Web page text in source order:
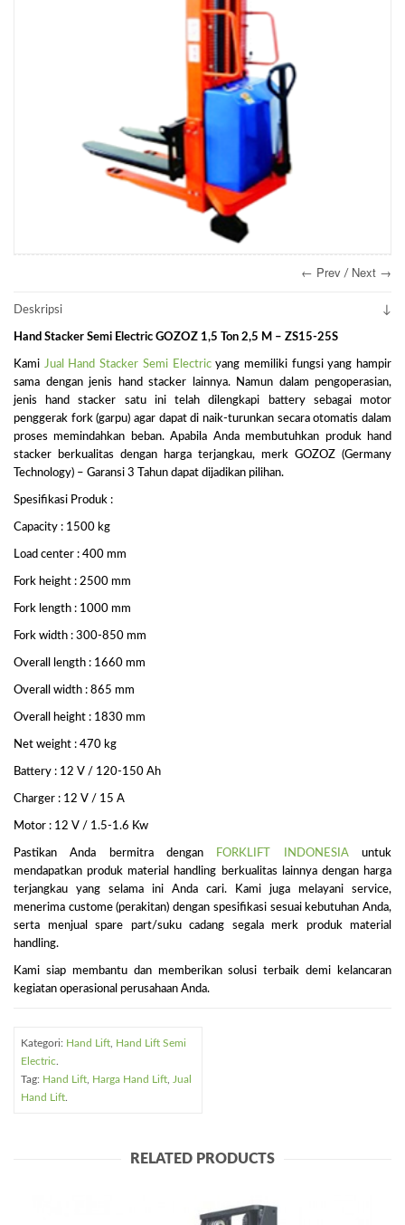
← Prev / Next →
Deskripsi
Hand Stacker Semi Electric GOZOZ 1,5 Ton 2,5 M – ZS15-25S
Kami Jual Hand Stacker Semi Electricyang memiliki fungsi yang hampir
sama dengan jenis hand stacker lainnya. Namun dalam pengoperasian,
jenis hand stacker satu ini telah dilengkapi battery sebagai motor
penggerak fork (garpu) agar dapat di naik-turunkan secara otomatis dalam
proses memindahkan beban. Apabila Anda membutuhkan produk hand
stacker berkualitas dengan harga terjangkau, merk GOZOZ (Germany
Technology) – Garansi 3 Tahun dapat dijadikan pilihan.
Spesifikasi Produk :
Capacity : 1500 kg
Load center : 400 mm
Fork height : 2500 mm
Fork length : 1000 mm
Fork width : 300-850 mm
Overall length : 1660 mm
Overall width : 865 mm
Overall height : 1830 mm
Net weight : 470 kg
Battery : 12 V / 120-150 Ah
Charger : 12 V / 15 A
Motor : 12 V / 1.5-1.6 Kw
Pastikan Anda bermitra dengan FORKLIFT INDONESIAuntuk
mendapatkan produk material handling berkualitas lainnya dengan harga
terjangkau yang selama ini Anda cari. Kami juga melayani service,
menerima custome (perakitan) dengan spesifikasi sesuai kebutuhan Anda,
serta menjual spare part/suku cadang segala merk produk material
handling.
Kami siap membantu dan memberikan solusi terbaik demi kelancaran
kegiatan operasional perusahaan Anda.
Kategori: Hand Lift Hand Lift Semi
Electric
Tag: Hand Lift Harga Hand Lift
Jual
Hand Lift
RELATED PRODUCTS